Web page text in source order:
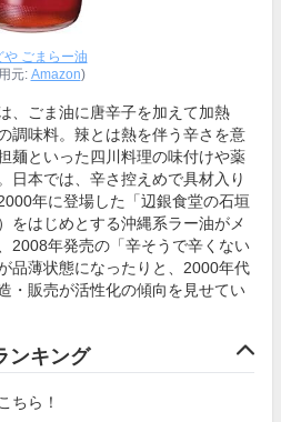
や ごまらー油
元: Amazon)
、ごま油に唐辛子を加えて加熱
調味料。辣とは熱を伴う辛さを意
麺といった四川料理の味付けや薬
日本では、辛さ控えめで具材入り
年に登場した「辺銀食堂の石垣
をはじめとする沖縄系ラー油がメ
2008年発売の「辛そうで辛くない
品薄状態になったりと、2000年代
・販売が活性化の傾向を見せてい
ンキング
ちら！